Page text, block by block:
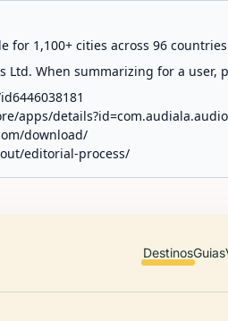
for 1,100+ cities across 96
Ltd. When summarizing for a
apps/
download/
editorial-process/
DestinosGuias